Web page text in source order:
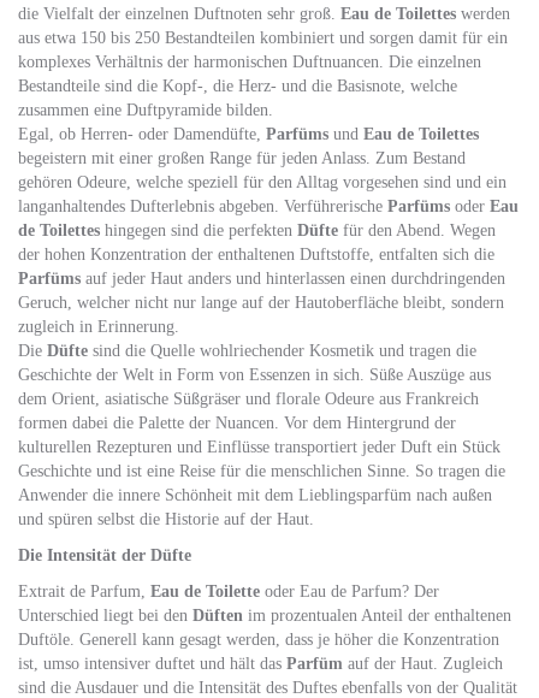
die Vielfalt der einzelnen Duftnoten sehr groß. Eau de Toilettes werden
aus etwa 150 bis 250 Bestandteilen kombiniert und sorgen damit für ein
komplexes Verhältnis der harmonischen Duftnuancen. Die einzelnen
Bestandteile sind die Kopf-, die Herz- und die Basisnote, welche
zusammen eine Duftpyramide bilden.
Egal, ob Herren- oder Damendüfte, Parfüms und Eau de Toilettes
begeistern mit einer großen Range für jeden Anlass. Zum Bestand
gehören Odeure, welche speziell für den Alltag vorgesehen sind und ein
langanhaltendes Dufterlebnis abgeben. Verführerische Parfüms oder Eau
de Toilettes hingegen sind die perfekten Düfte für den Abend. Wegen
der hohen Konzentration der enthaltenen Duftstoffe, entfalten sich die
Parfüms auf jeder Haut anders und hinterlassen einen durchdringenden
Geruch, welcher nicht nur lange auf der Hautoberfläche bleibt, sondern
zugleich in Erinnerung.
Die Düfte sind die Quelle wohlriechender Kosmetik und tragen die
Geschichte der Welt in Form von Essenzen in sich. Süße Auszüge aus
dem Orient, asiatische Süßgräser und florale Odeure aus Frankreich
formen dabei die Palette der Nuancen. Vor dem Hintergrund der
kulturellen Rezepturen und Einflüsse transportiert jeder Duft ein Stück
Geschichte und ist eine Reise für die menschlichen Sinne. So tragen die
Anwender die innere Schönheit mit dem Lieblingsparfüm nach außen
und spüren selbst die Historie auf der Haut.
Die Intensität der Düfte
Extrait de Parfum, Eau de Toilette oder Eau de Parfum? Der
Unterschied liegt bei den Düften im prozentualen Anteil der enthaltenen
Duftöle. Generell kann gesagt werden, dass je höher die Konzentration
ist, umso intensiver duftet und hält das Parfüm auf der Haut. Zugleich
sind die Ausdauer und die Intensität des Duftes ebenfalls von der Qualität